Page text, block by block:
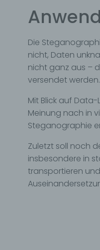
Die
nicht, Daten
nicht ganz aus –
versendet
Mit Blick auf
Meinung nach in
Steganographie
Zuletzt soll noch
insbesondere in
transportieren